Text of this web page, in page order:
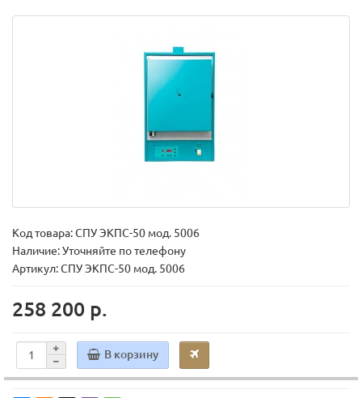
Код товара:СПУ ЭКПС-50 мод. 5006
Наличие: Уточняйте по телефону
Артикул: СПУ ЭКПС-50 мод. 5006
258 200 р.
В корзину